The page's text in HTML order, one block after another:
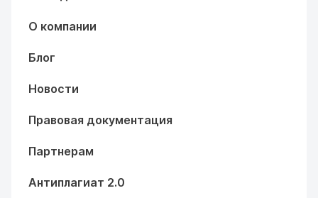
О компании
Блог
Новости
Правовая документация
Партнерам
Антиплагиат 2.0